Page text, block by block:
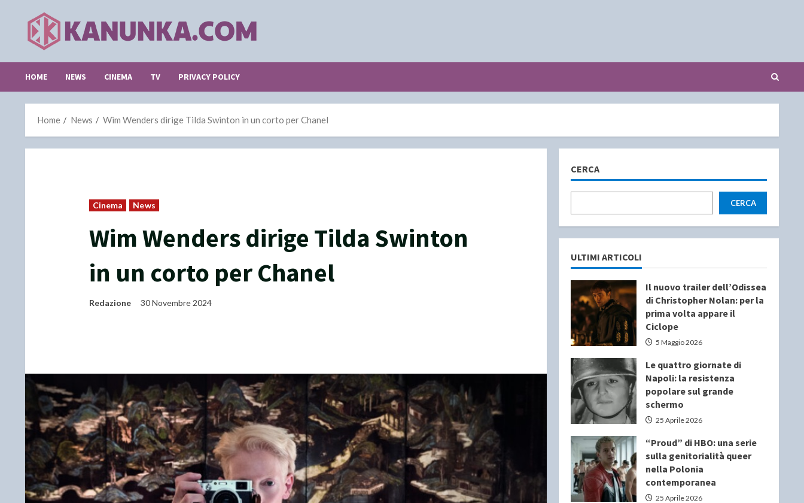
content
HOME NEWS CINEMA TV PRIVACY POLICY
Home News Wim Wenders dirige Tilda Swinton in un corto per Chanel
Cinema News
Wim Wenders dirige Tilda Swinton
in un corto per Chanel
Redazione 30 Novembre 2024
CERCA
CERCA
ULTIMI ARTICOLI
Il nuovo trailer dell’Odissea
di Christopher Nolan: per la
prima volta appare il
Ciclope
5 Maggio 2026
Le quattro giornate di
Napoli: la resistenza
popolare sul grande
schermo
25 Aprile 2026
“Proud” di HBO: una serie
sulla genitorialità queer
nella Polonia
contemporanea
25 Aprile 2026